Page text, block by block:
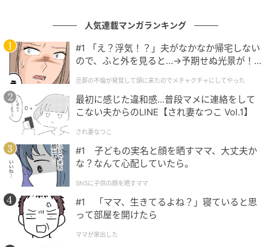
ウィッシュコアをテーマにした期間限定グッズ、フー
ドメニューなども展開される、七夕ならではのときめ
きに包まれる、特別なひとときが楽しめるイベントで
す☆
スペシャルイルミネーション「夜空に届け！
Wishing star illumination」
人気連載マンガランキング
#1 「え？浮気！？」夫がなかなか帰宅しない
ので、ふと外を見ると…→予期せぬ光景が！
クチャにしてやった
旦那の不倫が発覚して頭に来たのでメチャクチャにしてやった
最初に感じた違和感…普段マメに連絡をして
こない夫からのLINE【され妻なつこ Vol.1】
され妻なつこ
#1 子どもの実名と顔を晒すママ、大丈夫か
な？なんて心配していたら。
SNSに子供の顔を晒すママ
#1 「ママ、生きてるよね？」寝ていると思
って部屋を開けたら
ママが家出した